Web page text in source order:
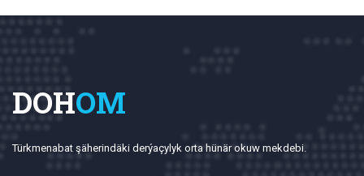
DOHOM
Türkmenabat şäherindäki derýaçylyk orta hünär okuw mekdebi.